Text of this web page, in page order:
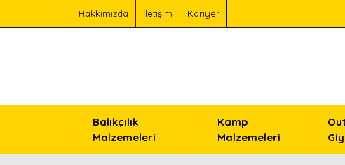
Hakkımızda İletişim Kariyer
Balıkçılık
Malzemeleri
Kamp
Malzemeleri